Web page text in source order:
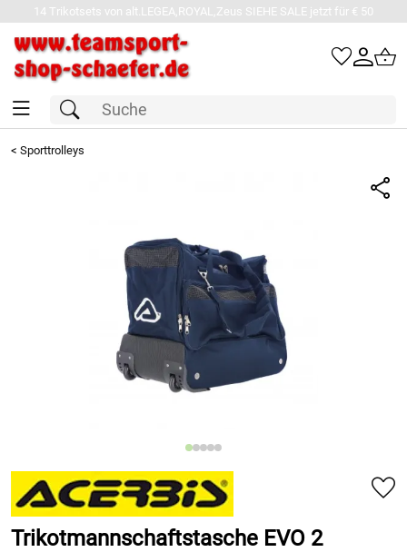
14 Trikotsets von alt.LEGEA,ROYAL,Zeus SIEHE SALE jetzt für € 50
< Sporttrolleys
Trikotmannschaftstasche EVO 2